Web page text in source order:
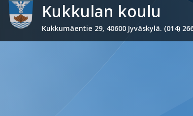
Kukkulan koulu
Kukkumäentie 29, 40600 Jyväskylä. (014)